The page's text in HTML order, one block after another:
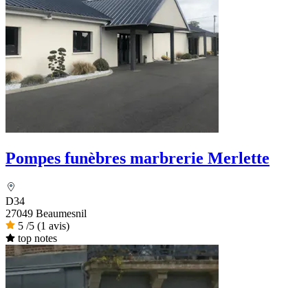
Pompes funèbres marbrerie Merlette
D34
27049 Beaumesnil
5 /5 (1 avis)
top notes